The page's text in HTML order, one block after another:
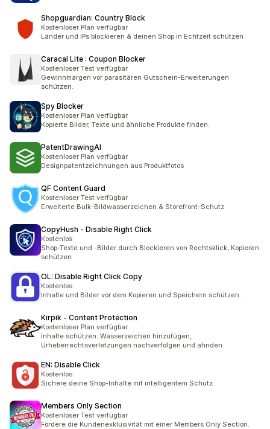
Shopguardian: Country Block
Kostenloser Plan verfügbar
Länder und IPs blockieren & deinen Shop in Echtzeit schützen
Caracal Lite : Coupon Blocker
Kostenloser Test verfügbar
Gewinnmargen vor parasitären Gutschein-Erweiterungen
schützen.
Spy Blocker
Kostenloser Plan verfügbar
Kopierte Bilder, Texte und ähnliche Produkte finden.
PatentDrawingAI
Kostenloser Plan verfügbar
Designpatentzeichnungen aus Produktfotos
QF Content Guard
Kostenloser Test verfügbar
Erweiterte Bulk-Bildwasserzeichen & Storefront-Schutz
CopyHush ‑ Disable Right Click
Kostenlos
Shop-Texte und -Bilder durch Blockieren von Rechtsklick, Kopieren
schützen
OL: Disable Right Click Copy
Kostenlos
Inhalte und Bilder vor dem Kopieren und Speichern schützen.
Kirpik ‑ Content Protection
Kostenloser Plan verfügbar
Inhalte schützen: Wasserzeichen hinzufügen,
Urheberrechtsverletzungen nachverfolgen und ahnden
EN: Disable Click
Kostenlos
Sichere deine Shop-Inhalte mit intelligentem Schutz
Members Only Section
Kostenloser Test verfügbar
Fördere die Kundenexklusivität mit einer Members Only Section.